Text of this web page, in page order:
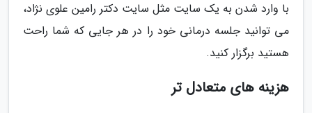
با وارد شدن به یک سایت مثل سایت دکتر رامین علوی نژاد،
می توانید جلسه درمانی خود را در هر جایی که شما راحت
هستید برگزار کنید.
هزینه های متعادل تر